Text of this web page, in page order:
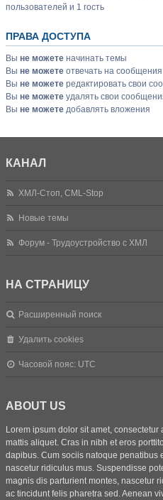
пользователей и 1 гость
ПРАВА ДОСТУПА
Вы не можете начинать темы
Вы не можете отвечать на сообщения
Вы не можете редактировать свои
Вы не можете удалять свои
Вы не можете добавлять вложения
КАНАЛ
ХМЛ-Стоп, CML-Stop
Новые темы
Форум - Трудоустройство с ХМЛ
НА СТРАНИЦУ
Расширенный поиск
Удалить cookies
Часовой пояс: UTC
ABOUT US
Lorem ipsum dolor sit amet,
mattis aliquet. Cras in nibh et eros
dapibus. Cum sociis natoque penatibus
nascetur ridiculus mus. Suspendisse
magnis dis parturient montes, nascetur
ac tincidunt felis pharetra sed. Aenean